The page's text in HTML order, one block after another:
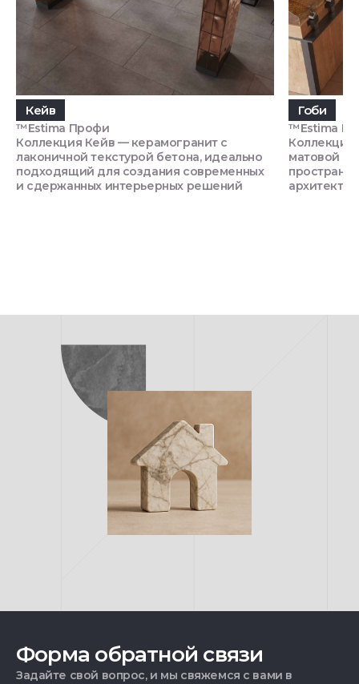
Кейв
™Estima Профи
Коллекция Кейв — керамогранит с
лаконичной текстурой бетона, идеально
подходящий для создания современных
и сдержанных интерьерных решений
Гоби
™Estima
Коллекция
матовой
Форма обратной связи
Задайте свой вопрос, и мы свяжемся с вами в